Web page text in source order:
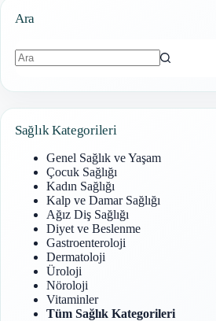
Ara
Sağlık Kategorileri
Genel Sağlık ve Yaşam
Çocuk Sağlığı
Kadın Sağlığı
Kalp ve Damar Sağlığı
Ağız Diş Sağlığı
Diyet ve Beslenme
Gastroenteroloji
Dermatoloji
Üroloji
Nöroloji
Vitaminler
Tüm Sağlık Kategorileri